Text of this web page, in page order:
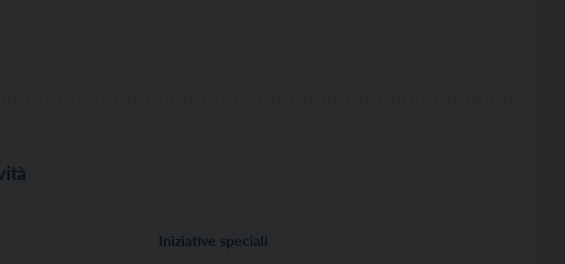
Iniziative speciali